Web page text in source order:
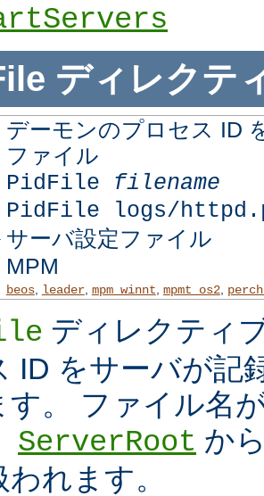
ディレクテ
デーモンのプロセス ID
ファイル
PidFile filename
PidFile logs/
サーバ設定ファイル
MPM
beos, leader, mpm_winnt mpmt_os2,
ディレクティ
ID をサーバが記
す。 ファイル名
ServerRoot か
われます。